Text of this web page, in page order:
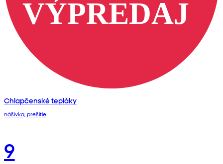
Chlapčenské tepláky
nášivka, prešitie
9